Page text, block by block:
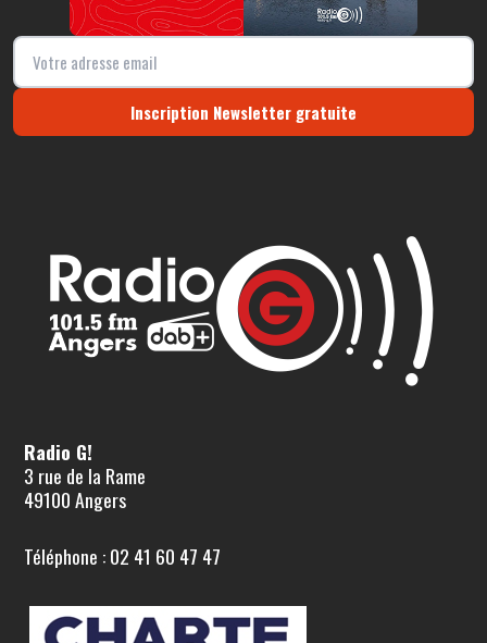
Inscription Newsletter gratuite
Radio G!
3 rue de la Rame
49100 Angers
Téléphone : 02 41 60 47 47